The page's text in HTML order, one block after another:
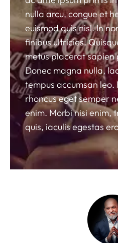
nulla arcu, congue et
euismod quis nisl. In
finibus ultricies.
metus placerat sapien
Donec magna nulla,
tempus accumsan leo.
rhoncus eget semper
enim. Morbi nisi enim,
quis, iaculis egestas